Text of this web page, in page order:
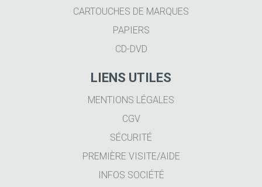
CARTOUCHES DE MARQUES
PAPIERS
CD-DVD
LIENS UTILES
MENTIONS LÉGALES
CGV
SÉCURITÉ
PREMIÈRE VISITE/AIDE
INFOS SOCIÉTÉ